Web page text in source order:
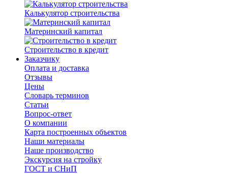
Калькулятор строительства
Материнский капитал
Строительство в кредит
Заказчику
Оплата и доставка
Отзывы
Цены
Словарь терминов
Статьи
Вопрос-ответ
О компании
Карта построенных объектов
Наши материалы
Наше производство
Экскурсия на стройку
ГОСТ и СНиП